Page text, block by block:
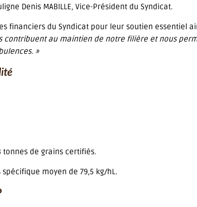
Denis MABILLE, Vice-Président du Syndicat.
financiers du Syndicat pour leur soutien essentiel
contribuent au maintien de notre filière et nous
»
tonnes de grains certifiés.
moyen de 79,5 kg/hL.